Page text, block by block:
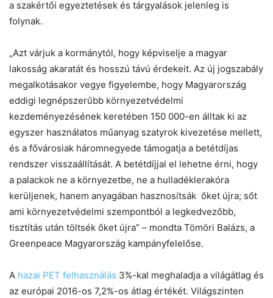
a szakértői egyeztetések és tárgyalások jelenleg is
folynak.
„Azt várjuk a kormánytól, hogy képviselje a magyar
lakosság akaratát és hosszú távú érdekeit. Az új jogszabály
megalkotásakor vegye figyelembe, hogy Magyarország
eddigi legnépszerűbb környezetvédelmi
kezdeményezésének keretében 150 000-en álltak ki az
egyszer használatos műanyag szatyrok kivezetése mellett,
és a fővárosiak háromnegyede támogatja a betétdíjas
rendszer visszaállítását. A betétdíjjal el lehetne érni, hogy
a palackok ne a környezetbe, ne a hulladéklerakóra
kerüljenek, hanem anyagában hasznosítsák őket újra; sőt
ami környezetvédelmi szempontból a legkedvezőbb,
tisztítás után töltsék őket újra” – mondta Tömöri Balázs, a
Greenpeace Magyarország kampányfelelőse.
A hazai PET felhasználás 3%-kal meghaladja a világátlag és
az európai 2016-os 7,2%-os átlag értékét. Világszinten